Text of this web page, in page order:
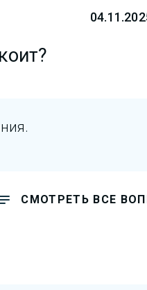
СМОТРЕТЬ ВСЕ